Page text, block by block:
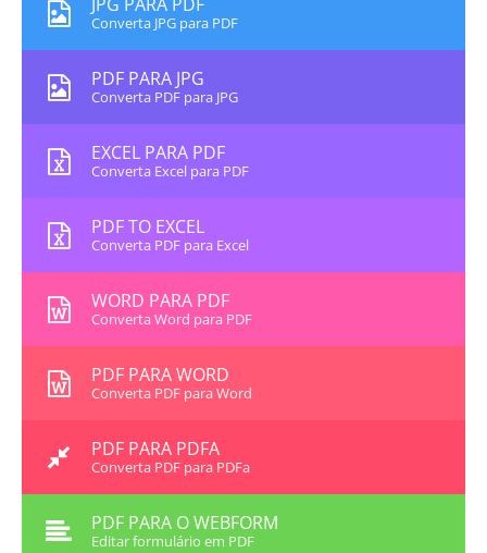
Converta JPG para PDF
PDF PARA JPG
Converta PDF para JPG
EXCEL PARA PDF
Converta Excel para PDF
PDF TO EXCEL
Converta PDF para Excel
WORD PARA PDF
Converta Word para PDF
PDF PARA WORD
Converta PDF para Word
PDF PARA PDFA
Converta PDF para PDFa
PDF PARA O WEBFORM
Editar formulário em PDF